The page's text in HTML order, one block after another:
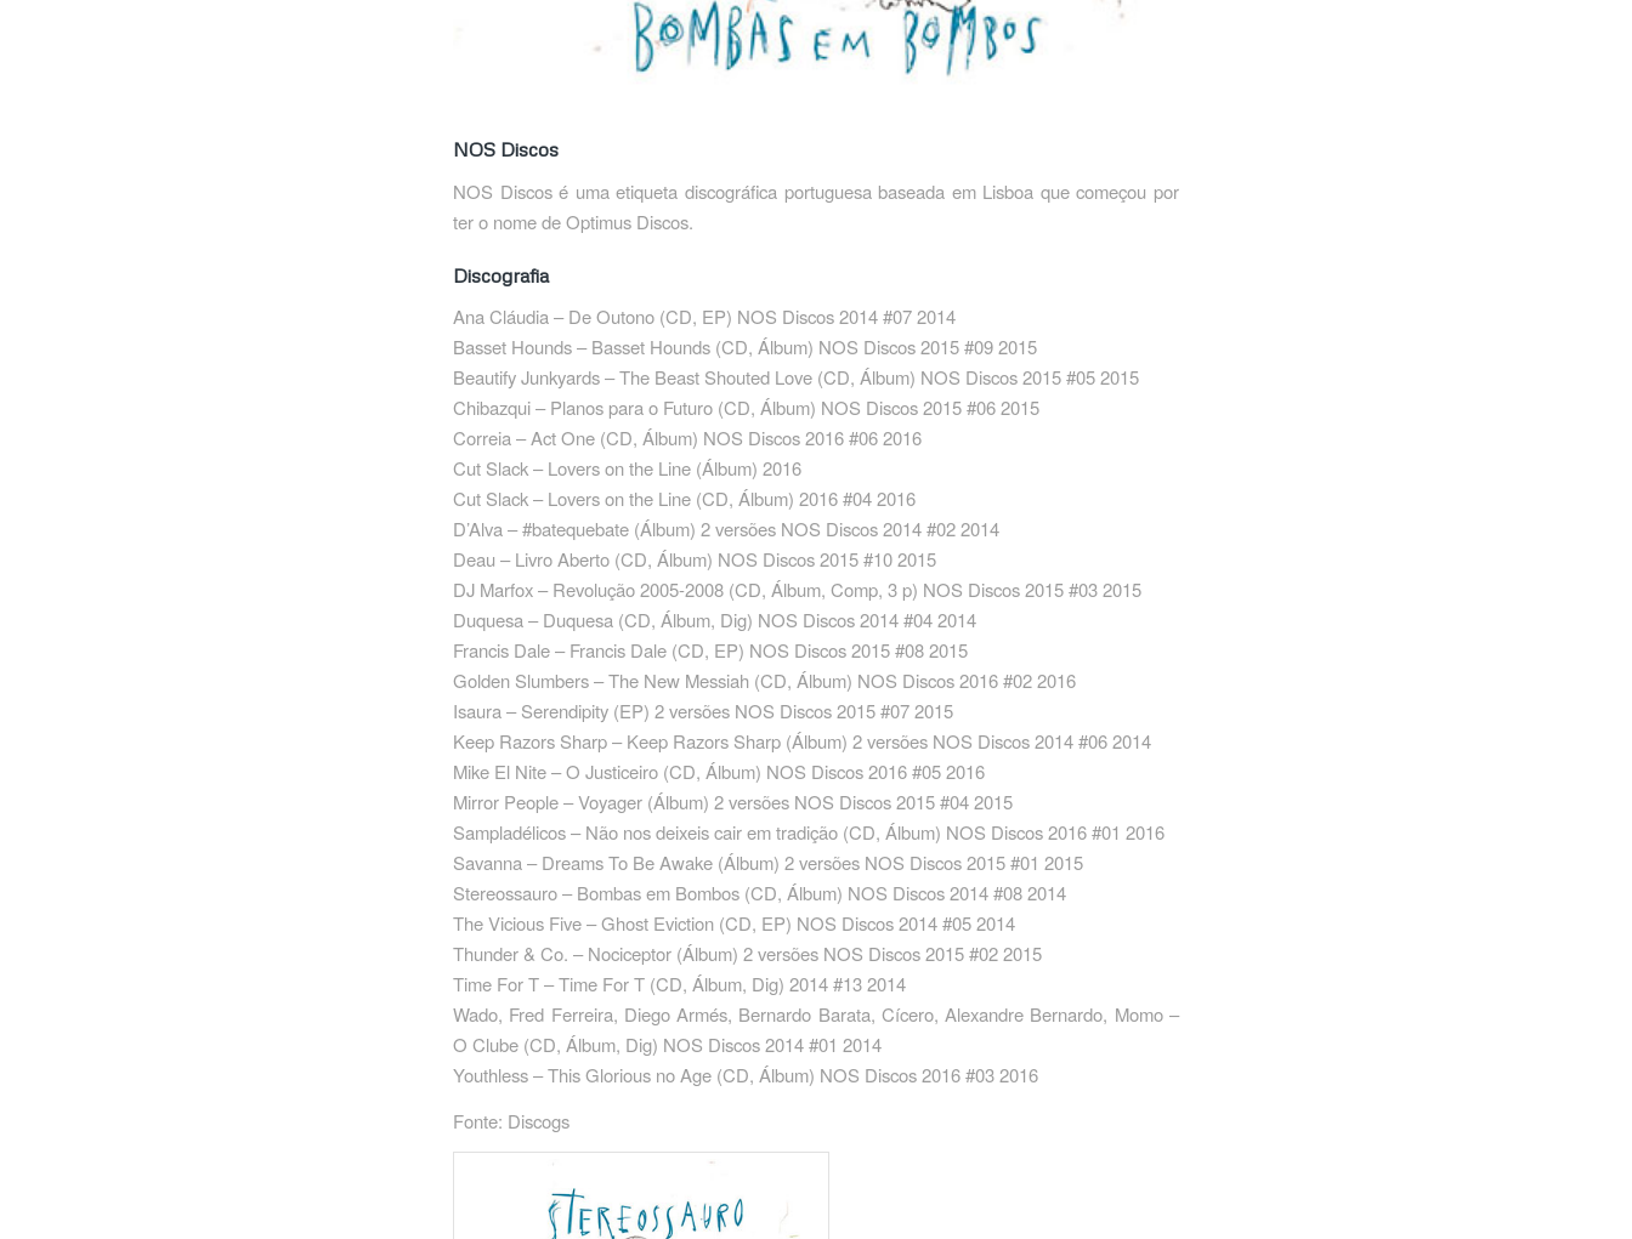
NOS Discos
NOS Discos é uma etiqueta discográfica portuguesa baseada em Lisboa que começou por
ter o nome de Optimus Discos.
Discografia
Ana Cláudia – De Outono ‎(CD, EP) NOS Discos 2014 #07 2014
Basset Hounds – Basset Hounds ‎(CD, Álbum) NOS Discos 2015 #09 2015
Beautify Junkyards – The Beast Shouted Love ‎(CD, Álbum) NOS Discos 2015 #05 2015
Chibazqui – Planos para o Futuro ‎(CD, Álbum) NOS Discos 2015 #06 2015
Correia – Act One ‎(CD, Álbum) NOS Discos 2016 #06 2016
Cut Slack – Lovers on the Line ‎(Álbum) 2016
Cut Slack – Lovers on the Line ‎(CD, Álbum) 2016 #04 2016
D’Alva – #batequebate (Álbum) 2 versões NOS Discos 2014 #02 2014
Deau – Livro Aberto ‎(CD, Álbum) NOS Discos 2015 #10 2015
DJ Marfox – Revolução 2005-2008 ‎(CD, Álbum, Comp, 3 p) NOS Discos 2015 #03 2015
Duquesa – Duquesa ‎(CD, Álbum, Dig) NOS Discos 2014 #04 2014
Francis Dale – Francis Dale ‎(CD, EP) NOS Discos 2015 #08 2015
Golden Slumbers – The New Messiah ‎(CD, Álbum) NOS Discos 2016 #02 2016
Isaura – Serendipity (EP) 2 versões NOS Discos 2015 #07 2015
Keep Razors Sharp – Keep Razors Sharp (Álbum) 2 versões NOS Discos 2014 #06 2014
Mike El Nite – O Justiceiro ‎(CD, Álbum) NOS Discos 2016 #05 2016
Mirror People – Voyager (Álbum) 2 versões NOS Discos 2015 #04 2015
Sampladélicos – Não nos deixeis cair em tradição ‎(CD, Álbum) NOS Discos 2016 #01 2016
Savanna – Dreams To Be Awake (Álbum) 2 versões NOS Discos 2015 #01 2015
Stereossauro – Bombas em Bombos ‎(CD, Álbum) NOS Discos 2014 #08 2014
The Vicious Five – Ghost Eviction ‎(CD, EP) NOS Discos 2014 #05 2014
Thunder & Co. – Nociceptor (Álbum) 2 versões NOS Discos 2015 #02 2015
Time For T – Time For T ‎(CD, Álbum, Dig) 2014 #13 2014
Wado, Fred Ferreira, Diego Armés, Bernardo Barata, Cícero, Alexandre Bernardo, Momo –
O Clube ‎(CD, Álbum, Dig) NOS Discos 2014 #01 2014
Youthless – This Glorious no Age ‎(CD, Álbum) NOS Discos 2016 #03 2016
Fonte: Discogs